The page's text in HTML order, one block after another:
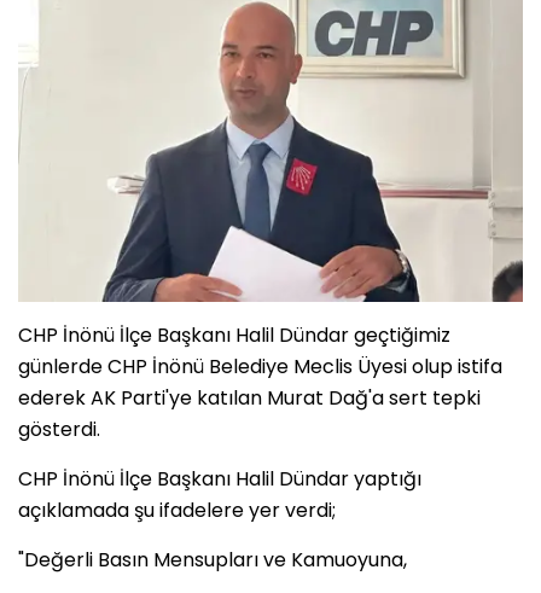
CHP İnönü İlçe Başkanı Halil Dündar geçtiğimiz
günlerde CHP İnönü Belediye Meclis Üyesi olup istifa
ederek AK Parti'ye katılan Murat Dağ'a sert tepki
gösterdi.
CHP İnönü İlçe Başkanı Halil Dündar yaptığı
açıklamada şu ifadelere yer verdi;
"Değerli Basın Mensupları ve Kamuoyuna,